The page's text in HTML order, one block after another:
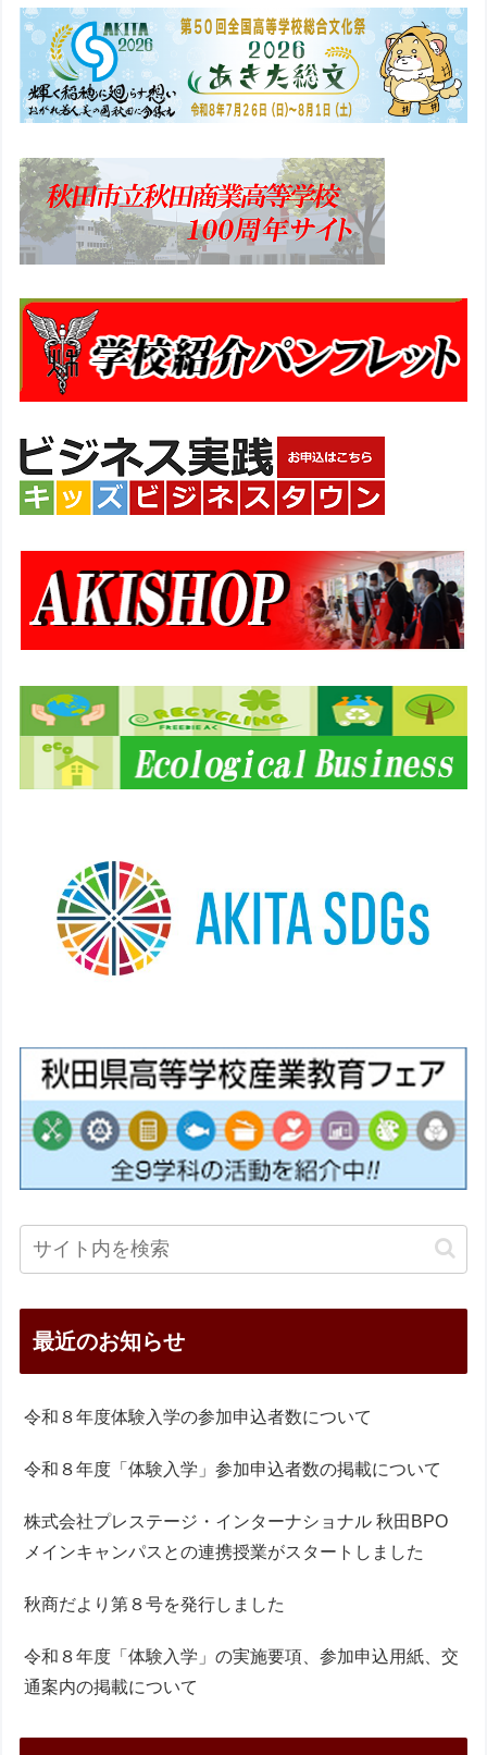
最近のお知らせ
令和８年度体験入学の参加申込者数について
令和８年度「体験入学」参加申込者数の掲載について
株式会社プレステージ・インターナショナル 秋田BPO
メインキャンパスとの連携授業がスタートしました
秋商だより第８号を発行しました
令和８年度「体験入学」の実施要項、参加申込用紙、交
通案内の掲載について